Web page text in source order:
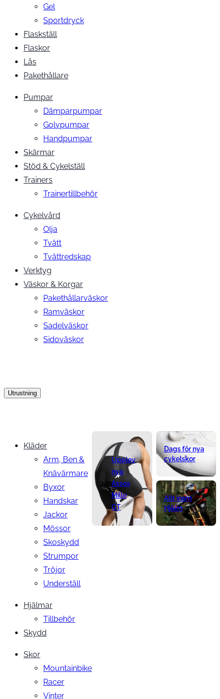
Gel
Sportdryck
Flaskställ
Flaskor
Lås
Pakethållare
Pumpar
Dämparpumpar
Golvpumpar
Handpumpar
Skärmar
Stöd & Cykelställ
Trainers
Trainertillbehör
Cykelvård
Olja
Tvätt
Tvättredskap
Verktyg
Väskor & Korgar
Pakethållarväskor
Ramväskor
Sadelväskor
Sidoväskor
Utrustning
Kläder
Arm, Ben &
Knävärmare
Byxor
Handskar
Jackor
Mössor
Skoskydd
Strumpor
Tröjor
Underställ
Hjälmar
Tillbehör
Skydd
Skor
Mountainbike
Racer
Vinter
Upplev
nya
Assos
Mille
GT
Dags för nya
cykelskor
Allt inom
Hjälm